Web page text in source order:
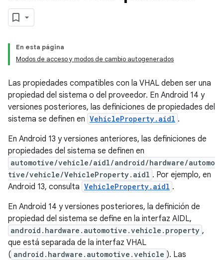
En esta página
Modos de acceso y modos de cambio autogenerados
Las propiedades compatibles con la VHAL deben ser una
propiedad del sistema o del proveedor. En Android 14 y
versiones posteriores, las definiciones de propiedades del
sistema se definen en VehicleProperty.aidl .
En Android 13 y versiones anteriores, las definiciones de
propiedades del sistema se definen en
automotive/vehicle/aidl/android/hardware/automo
tive/vehicle/VehicleProperty.aidl . Por ejemplo, en
Android 13, consulta VehicleProperty.aidl .
En Android 14 y versiones posteriores, la definición de
propiedad del sistema se define en la interfaz AIDL,
android.hardware.automotive.vehicle.property ,
que está separada de la interfaz VHAL
( android.hardware.automotive.vehicle ). Las